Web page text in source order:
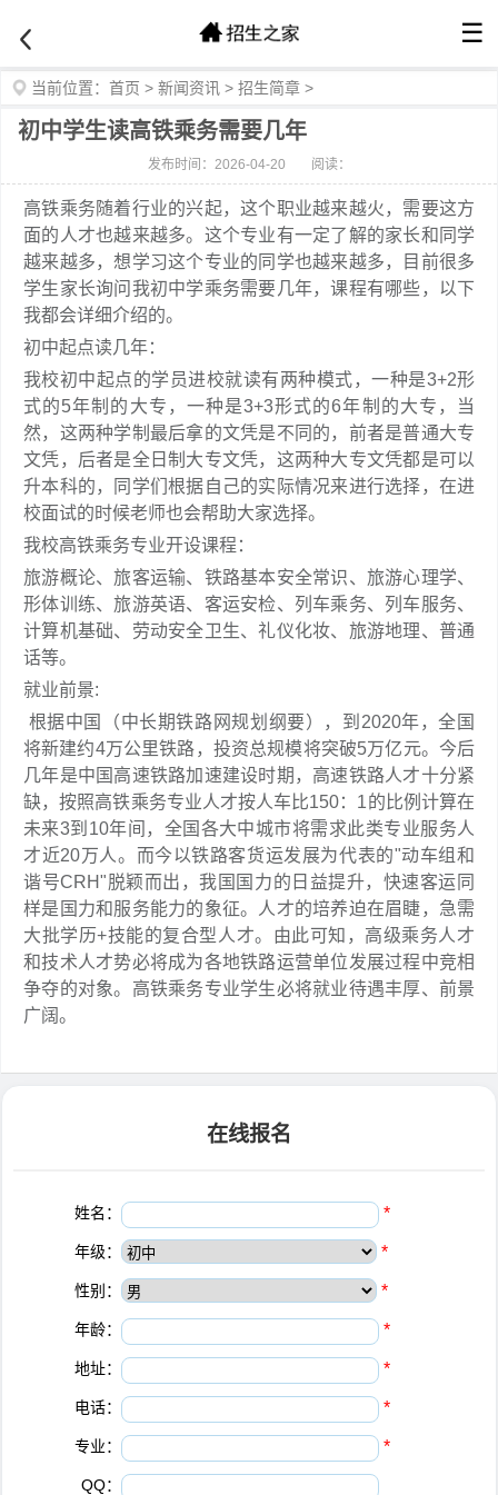
☰
当前位置： 首页 > 新闻资讯 > 招生简章 >
初中学生读高铁乘务需要几年
发布时间：2026-04-20 阅读：
高铁乘务随着行业的兴起，这个职业越来越火，需要这方
面的人才也越来越多。这个专业有一定了解的家长和同学
越来越多，想学习这个专业的同学也越来越多，目前很多
学生家长询问我初中学乘务需要几年，课程有哪些，以下
我都会详细介绍的。
初中起点读几年：
我校初中起点的学员进校就读有两种模式，一种是3+2形
式的5年制的大专，一种是3+3形式的6年制的大专，当
然，这两种学制最后拿的文凭是不同的，前者是普通大专
文凭，后者是全日制大专文凭，这两种大专文凭都是可以
升本科的，同学们根据自己的实际情况来进行选择，在进
校面试的时候老师也会帮助大家选择。
我校高铁乘务专业开设课程：
旅游概论、旅客运输、铁路基本安全常识、旅游心理学、
形体训练、旅游英语、客运安检、列车乘务、列车服务、
计算机基础、劳动安全卫生、礼仪化妆、旅游地理、普通
话等。
就业前景:
根据中国（中长期铁路网规划纲要），到2020年，全国
将新建约4万公里铁路，投资总规模将突破5万亿元。今后
几年是中国高速铁路加速建设时期，高速铁路人才十分紧
缺，按照高铁乘务专业人才按人车比150：1的比例计算在
未来3到10年间，全国各大中城市将需求此类专业服务人
才近20万人。而今以铁路客货运发展为代表的"动车组和
谐号CRH"脱颖而出，我国国力的日益提升，快速客运同
样是国力和服务能力的象征。人才的培养迫在眉睫，急需
大批学历+技能的复合型人才。由此可知，高级乘务人才
和技术人才势必将成为各地铁路运营单位发展过程中竞相
争夺的对象。高铁乘务专业学生必将就业待遇丰厚、前景
广阔。
在线报名
姓名： *
年级： *
性别： *
年龄： *
地址： *
电话： *
专业： *
QQ：